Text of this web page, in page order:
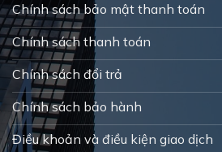
Chính sách bảo mật thanh toán
Chính sách thanh toán
Chính sách đổi trả
Chính sách bảo hành
Điều khoản và điều kiện giao dịch